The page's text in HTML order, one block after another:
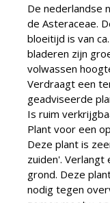
De nederlandse
de Asteraceae.
bloeitijd is van
bladeren zijn
volwassen
Verdraagt een
geadviseerde
Is ruim
Plant voor een
Deze plant is
zuiden'.
grond. Deze
nodig tegen